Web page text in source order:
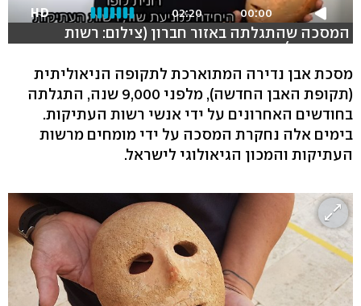
00:00
02:20
HD
המסכה שהתגלתה באזור חברון (צילום: רשות
העתיקות)
מסכת אבן נדירה המתוארכת לתקופה הניאוליתית
(תקופת האבן החדשה), מלפני 9,000 שנה, התגלתה
בחודשים האחרונים על ידי אנשי רשות העתיקות.
בימים אלה נחקרת המסכה על ידי מומחים מרשות
העתיקות והמכון הגיאולוגי לישראל.